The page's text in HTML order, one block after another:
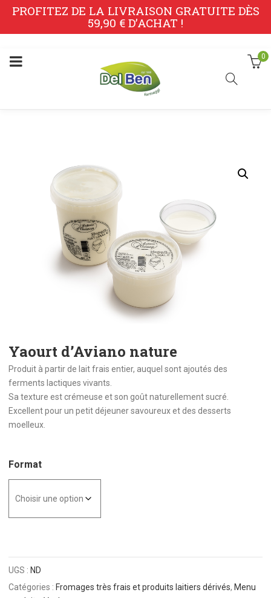
PROFITEZ DE LA LIVRAISON GRATUITE DÈS
59,90 € D’ACHAT !
0
Yaourt d’Aviano nature
Produit à partir de lait frais entier, auquel sont ajoutés des
ferments lactiques vivants.
Sa texture est crémeuse et son goût naturellement sucré.
Excellent pour un petit déjeuner savoureux et des desserts
moelleux.
Format
UGS : ND
Catégories : Fromages très frais et produits laitiers dérivés, Menu